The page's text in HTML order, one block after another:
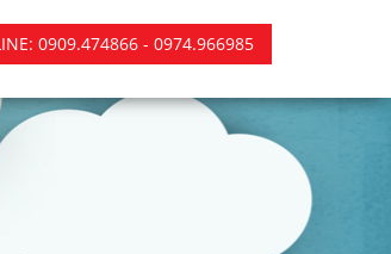
0909.474866 - 0974.966985